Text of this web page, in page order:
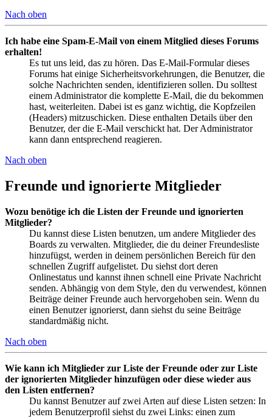
Nach oben
Ich habe eine Spam-E-Mail von einem Mitglied dieses Forums
erhalten!
Es tut uns leid, das zu hören. Das E-Mail-Formular dieses
Forums hat einige Sicherheitsvorkehrungen, die Benutzer, die
solche Nachrichten senden, identifizieren sollen. Du solltest
einem Administrator die komplette E-Mail, die du bekommen
hast, weiterleiten. Dabei ist es ganz wichtig, die Kopfzeilen
(Headers) mitzuschicken. Diese enthalten Details über den
Benutzer, der die E-Mail verschickt hat. Der Administrator
kann dann entsprechend reagieren.
Nach oben
Freunde und ignorierte Mitglieder
Wozu benötige ich die Listen der Freunde und ignorierten
Mitglieder?
Du kannst diese Listen benutzen, um andere Mitglieder des
Boards zu verwalten. Mitglieder, die du deiner Freundesliste
hinzufügst, werden in deinem persönlichen Bereich für den
schnellen Zugriff aufgelistet. Du siehst dort deren
Onlinestatus und kannst ihnen schnell eine Private Nachricht
senden. Abhängig von dem Style, den du verwendest, können
Beiträge deiner Freunde auch hervorgehoben sein. Wenn du
einen Benutzer ignorierst, dann siehst du seine Beiträge
standardmäßig nicht.
Nach oben
Wie kann ich Mitglieder zur Liste der Freunde oder zur Liste
der ignorierten Mitglieder hinzufügen oder diese wieder aus
den Listen entfernen?
Du kannst Benutzer auf zwei Arten auf diese Listen setzen: In
jedem Benutzerprofil siehst du zwei Links: einen zum